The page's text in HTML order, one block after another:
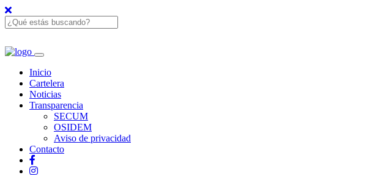
Inicio
Cartelera
Noticias
Transparencia
SECUM
OSIDEM
Aviso de privacidad
Contacto